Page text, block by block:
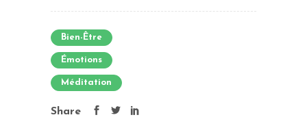
Bien-Être
Émotions
Méditation
Share